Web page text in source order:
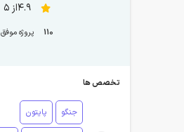
4.9از 5
110 پروژه موفق
تخصص ها
جنگو پایتون